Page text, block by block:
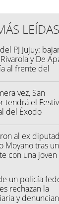
LEÍDAS
PJ Jujuy:
y De
al frente del
vez, San
tendrá el
del Éxodo
al ex
Moyano tras un
con una joven
un policía
rechazan la
y denuncian